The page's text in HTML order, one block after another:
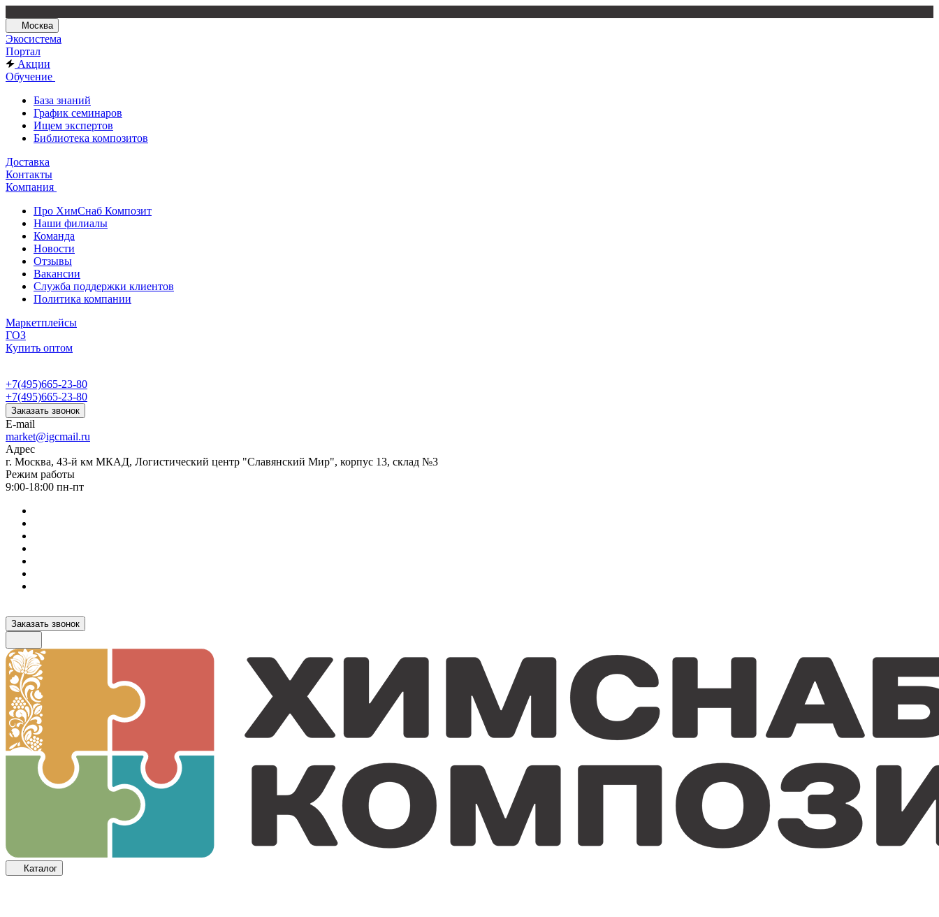
Москва
Экосистема
Портал
Акции
Обучение
База знаний
График семинаров
Ищем экспертов
Библиотека композитов
Доставка
Контакты
Компания
Про ХимСнаб Композит
Наши филиалы
Команда
Новости
Отзывы
Вакансии
Служба поддержки клиентов
Политика компании
Маркетплейсы
ГОЗ
Купить оптом
+7(495)665-23-80
+7(495)665-23-80
Заказать звонок
E-mail
market@igcmail.ru
Адрес
г. Москва, 43-й км МКАД, Логистический центр "Славянский Мир", корпус 13, склад №3
Режим работы
9:00-18:00 пн-пт
Заказать звонок
Каталог